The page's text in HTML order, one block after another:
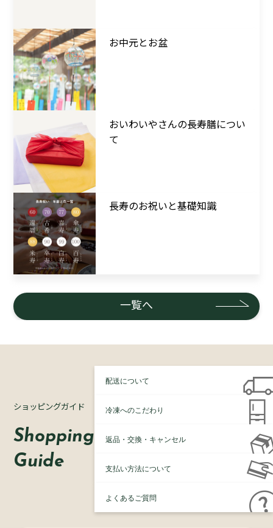
お中元とお盆
おいわいやさんの長寿膳につい
て
長寿のお祝いと基礎知識
一覧へ
ショッピングガイド
Shopping
Guide
配送について
冷凍へのこだわり
返品・交換・キャンセル
支払い方法について
よくあるご質問